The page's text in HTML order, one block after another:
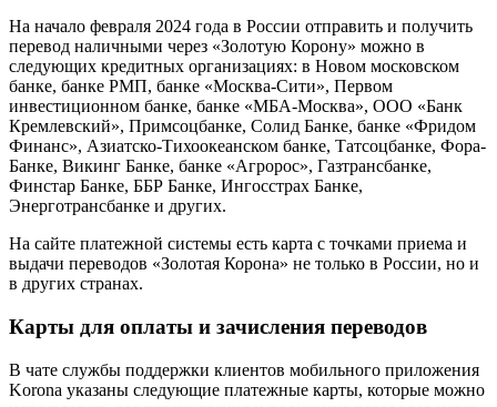
На начало февраля 2024 года в России отправить и получить
перевод наличными через «Золотую Корону» можно в
следующих кредитных организациях: в Новом московском
банке, банке РМП, банке «Москва-Сити», Первом
инвестиционном банке, банке «МБА-Москва», ООО «Банк
Кремлевский», Примсоцбанке, Солид Банке, банке «Фридом
Финанс», Азиатско-Тихоокеанском банке, Татсоцбанке, Фора-
Банке, Викинг Банке, банке «Агророс», Газтрансбанке,
Финстар Банке, ББР Банке, Ингосстрах Банке,
Энерготрансбанке и других.
На сайте платежной системы есть карта с точками приема и
выдачи переводов «Золотая Корона» не только в России, но и
в других странах.
Карты для оплаты и зачисления переводов
В чате службы поддержки клиентов мобильного приложения
Korona указаны следующие платежные карты, которые можно